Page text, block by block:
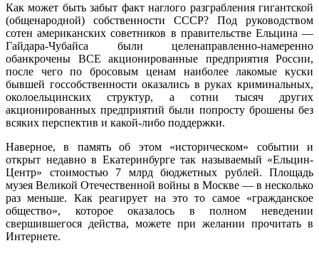
Как может быть забыт факт наглого разграбления гигантской
(общенародной) собственности СССР? Под руководством
сотен американских советников в правительстве Ельцина —
Гайдара-Чубайса были целенаправленно-намеренно
обанкрочены ВСЕ акционированные предприятия России,
после чего по бросовым ценам наиболее лакомые куски
бывшей госсобственности оказались в руках криминальных,
околоельцинских структур, а сотни тысяч других
акционированных предприятий были попросту брошены без
всяких перспектив и какой-либо поддержки.
Наверное, в память об этом «историческом» событии и
открыт недавно в Екатеринбурге так называемый «Ельцин-
Центр» стоимостью 7 млрд бюджетных рублей. Площадь
музея Великой Отечественной войны в Москве — в несколько
раз меньше. Как реагирует на это то самое «гражданское
общество», которое оказалось в полном неведении
свершившегося действа, можете при желании прочитать в
Интернете.